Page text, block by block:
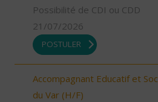
Possibilité de CDI ou CDD
21/07/2026
POSTULER
Accompagnant Educatif et
du Var (H/F)